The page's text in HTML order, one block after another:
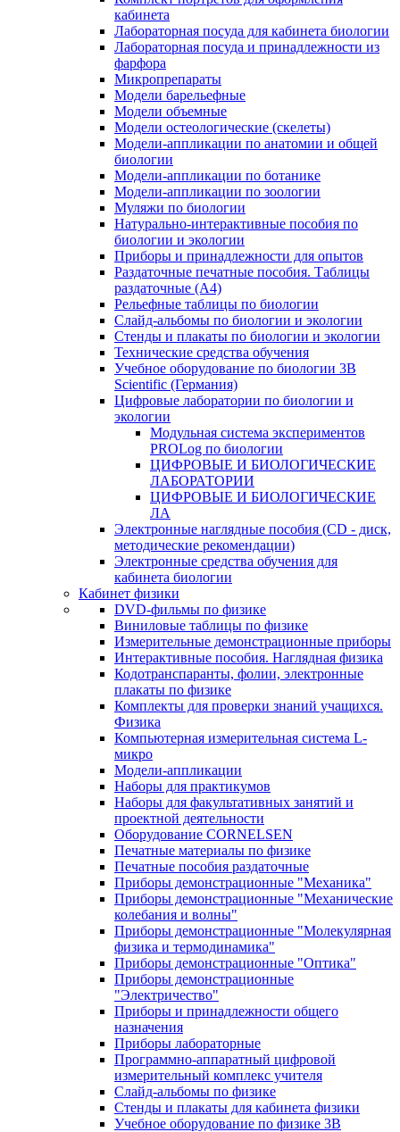
кабинета
Лабораторная посуда для кабинета биологии
Лабораторная посуда и принадлежности из
фарфора
Микропрепараты
Модели барельефные
Модели объемные
Модели остеологические (скелеты)
Модели-аппликации по анатомии и общей
биологии
Модели-аппликации по ботанике
Модели-аппликации по зоологии
Муляжи по биологии
Натурально-интерактивные пособия по
биологии и экологии
Приборы и принадлежности для опытов
Раздаточные печатные пособия. Таблицы
раздаточные (А4)
Рельефные таблицы по биологии
Слайд-альбомы по биологии и экологии
Стенды и плакаты по биологии и экологии
Технические средства обучения
Учебное оборудование по биологии 3B
Scientific (Германия)
Цифровые лаборатории по биологии и
экологии
Модульная система экспериментов
PROLog по биологии
ЦИФРОВЫЕ И БИОЛОГИЧЕСКИЕ
ЛАБОРАТОРИИ
ЦИФРОВЫЕ И БИОЛОГИЧЕСКИЕ
ЛА
Электронные наглядные пособия (CD - диск,
методические рекомендации)
Электронные средства обучения для
кабинета биологии
Кабинет физики
DVD-фильмы по физике
Виниловые таблицы по физике
Измерительные демонстрационные приборы
Интерактивные пособия. Наглядная физика
Кодотранспаранты, фолии, электронные
плакаты по физике
Комплекты для проверки знаний учащихся.
Физика
Компьютерная измерительная система L-
микро
Модели-аппликации
Наборы для практикумов
Наборы для факультативных занятий и
проектной деятельности
Оборудование CORNELSEN
Печатные материалы по физике
Печатные пособия раздаточные
Приборы демонстрационные "Механика"
Приборы демонстрационные "Механические
колебания и волны"
Приборы демонстрационные "Молекулярная
физика и термодинамика"
Приборы демонстрационные "Оптика"
Приборы демонстрационные
"Электричество"
Приборы и принадлежности общего
назначения
Приборы лабораторные
Программно-аппаратный цифровой
измерительный комплекс учителя
Слайд-альбомы по физике
Стенды и плакаты для кабинета физики
Учебное оборудование по физике 3B